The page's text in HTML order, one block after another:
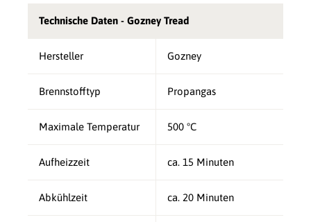
Technische Daten - Gozney Tread
Hersteller Gozney
Brennstofftyp Propangas
Maximale Temperatur 500 °C
Aufheizzeit ca. 15 Minuten
Abkühlzeit ca. 20 Minuten